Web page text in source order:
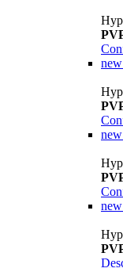
new
new
new